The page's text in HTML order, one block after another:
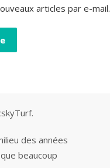
articles par e-mail.
des années
beaucoup